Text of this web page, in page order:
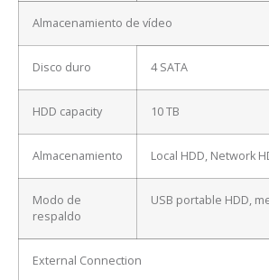
Almacenamiento de vídeo
Disco duro 4 SATA
HDD capacity 10 TB
Almacenamiento Local HDD, Network
Modo de
respaldo
USB portable HDD,
External Connection